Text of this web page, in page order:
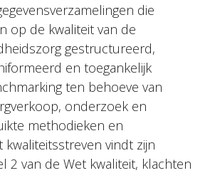
die
op de kwaliteit van de
gestructureerd,
en toegankelijk
ten behoeve van
onderzoek en
methodieken en
vindt zijn
2 van de Wet kwaliteit, klachten